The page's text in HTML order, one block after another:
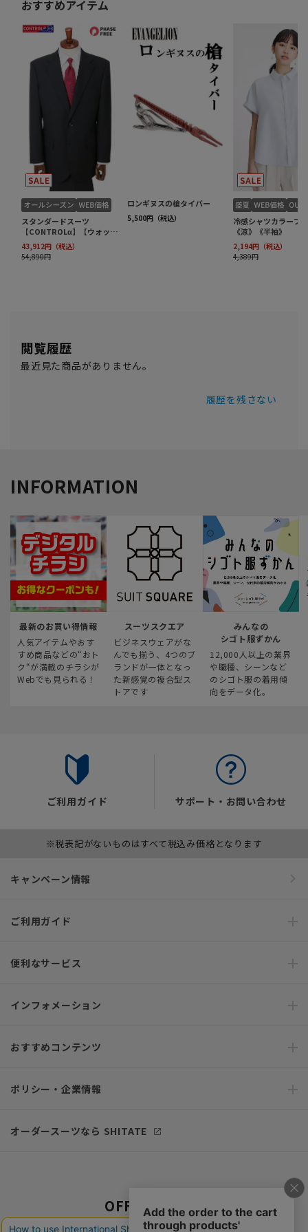
閲覧履歴
最近見た商品がありません。
履歴を残さない
INFORMATION
最新のお買い得情報
人気アイテムやおす
すめ商品などの“おト
ク“が満載のチラシが
Webでも見られる！
スーツスクエア
ビジネスウェアがな
んでも揃う、4つのブ
ランドが一体となっ
た新感覚の複合型ス
トアです
みんなの
シゴト服ずかん
12,000人以上の業界
や職種、シーンなど
のシゴト服の着用傾
向をデータ化。
ご利用ガイド サポート・お問い合わせ
※税表記がないものはすべて税込み価格となります
キャンペーン情報
ご利用ガイド
便利なサービス
インフォメーション
おすすめコンテンツ
ポリシー・企業情報
オーダースーツなら SHITATE
OFFICIAL SNS